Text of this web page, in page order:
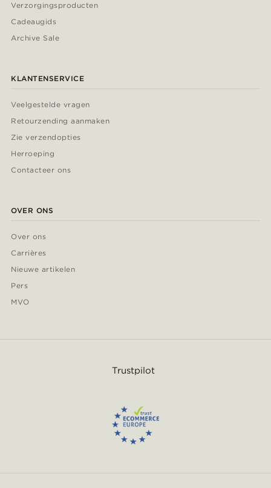
Verzorgingsproducten
Cadeaugids
Archive Sale
KLANTENSERVICE
Veelgestelde vragen
Retourzending aanmaken
Zie verzendopties
Herroeping
Contacteer ons
OVER ONS
Over ons
Carrières
Nieuwe artikelen
Pers
MVO
Trustpilot